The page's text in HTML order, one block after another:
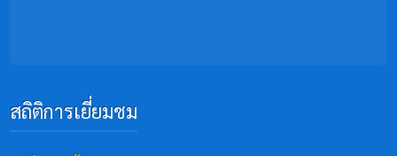
สถิติการเยี่ยมชม